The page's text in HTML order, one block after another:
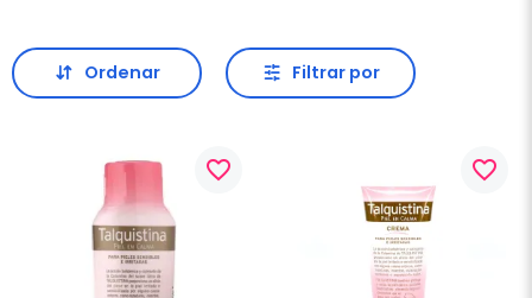
Ordenar Filtrar por
favorite_border favorite_border